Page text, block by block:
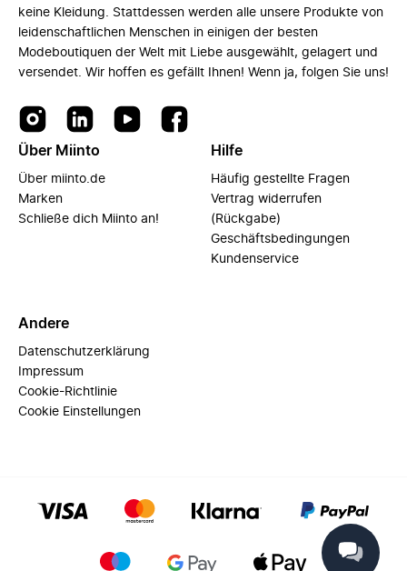
keine Kleidung. Stattdessen werden alle unsere Produkte von
leidenschaftlichen Menschen in einigen der besten
Modeboutiquen der Welt mit Liebe ausgewählt, gelagert und
versendet. Wir hoffen es gefällt Ihnen! Wenn ja, folgen Sie uns!
Über Miinto
Über miinto.de
Marken
Schließe dich Miinto an!
Hilfe
Häufig gestellte Fragen
Vertrag widerrufen
(Rückgabe)
Geschäftsbedingungen
Kundenservice
Andere
Datenschutzerklärung
Impressum
Cookie-Richtlinie
Cookie Einstellungen